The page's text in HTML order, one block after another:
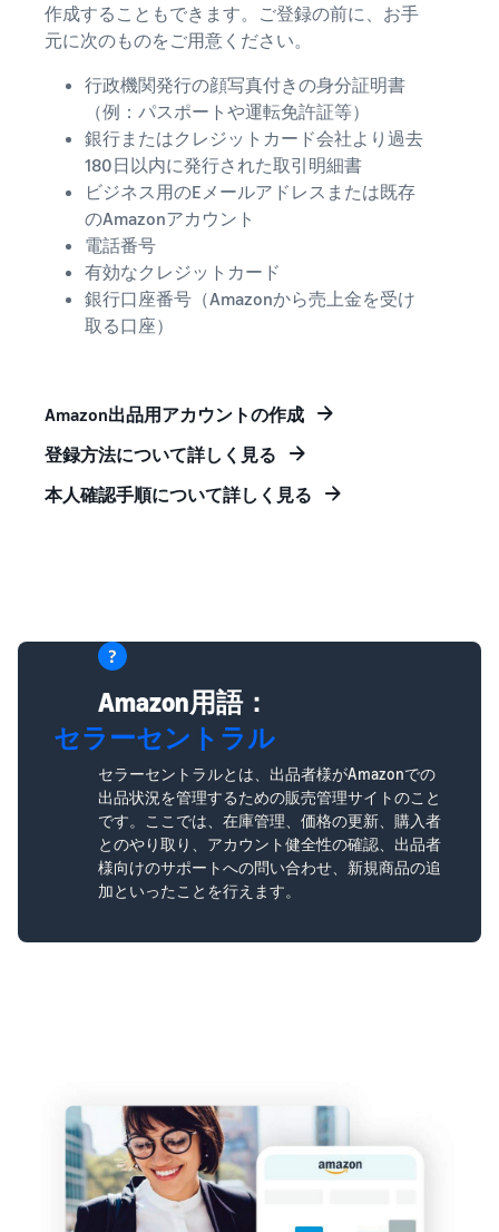
作成することもできます。ご登録の前に、お手
元に次のものをご用意ください。
行政機関発行の顔写真付きの身分証明書
（例：パスポートや運転免許証等）
銀行またはクレジットカード会社より過去
180日以内に発行された取引明細書
ビジネス用のEメールアドレスまたは既存
のAmazonアカウント
電話番号
有効なクレジットカード
銀行口座番号（Amazonから売上金を受け
取る口座）
Amazon出品用アカウントの作成
登録方法について詳しく見る
本人確認手順について詳しく見る
Amazon用語：
セラーセントラル
セラーセントラルとは、出品者様がAmazonでの
出品状況を管理するための販売管理サイトのこと
です。ここでは、在庫管理、価格の更新、購入者
とのやり取り、アカウント健全性の確認、出品者
様向けのサポートへの問い合わせ、新規商品の追
加といったことを行えます。